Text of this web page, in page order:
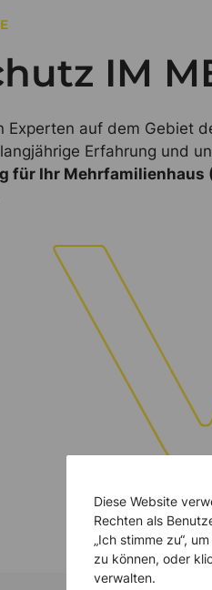
IM
Experten auf dem Gebiet
Erfahrung und
für Ihr Mehrfamilienhaus
Diese Website
Rechten als
„Ich stimme zu“,
zu können, oder
verwalten.